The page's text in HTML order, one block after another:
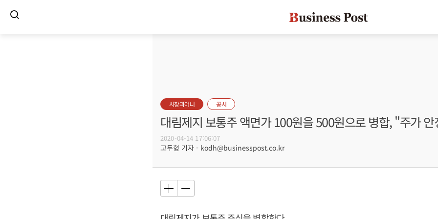
시장과머니 공시
대림제지 보통주 액면가 100원을 500원으로 병합, "주가
2020-04-14 17:06:07
고두형 기자 - kodh@businesspost.co.kr